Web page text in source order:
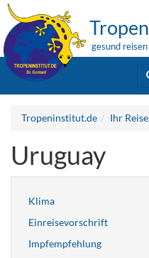
Tropen
gesund
Tropeninstitut.de Ihr
Uruguay
Klima
Einreisevorschrift
Impfempfehlung